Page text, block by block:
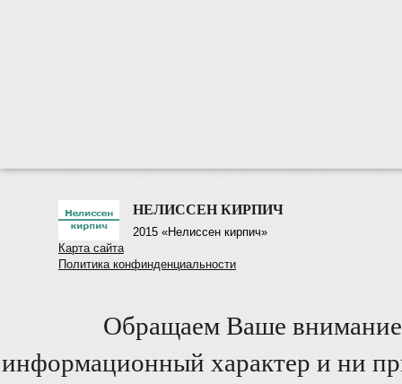
НЕЛИССЕН КИРПИЧ
2015 «Нелиссен кирпич»
Карта сайта
Политика конфинденциальности
Обращаем Ваше внимание
информационный характер и ни